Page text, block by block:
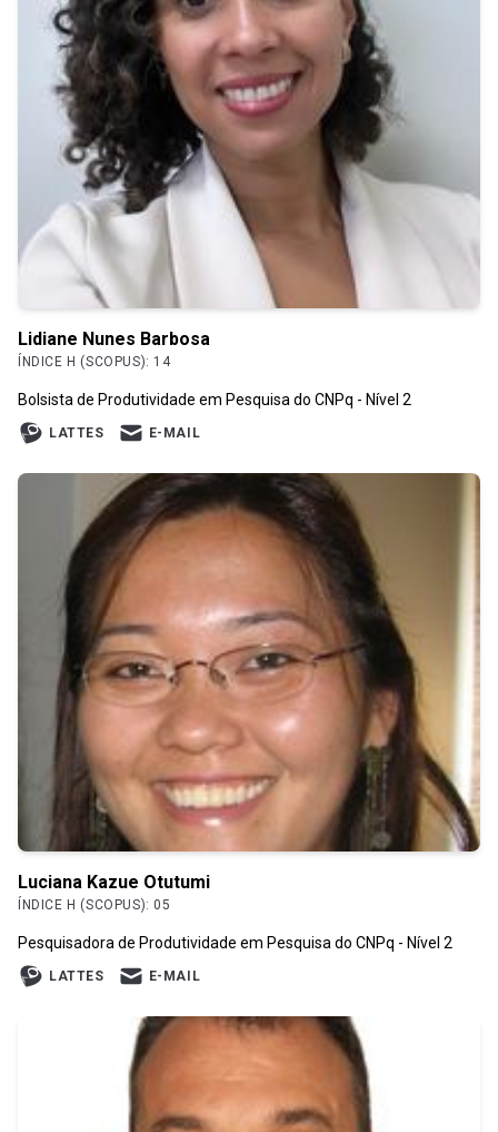
Lidiane Nunes Barbosa
ÍNDICE H (SCOPUS): 14
Bolsista de Produtividade em Pesquisa do CNPq - Nível 2
LATTES E-MAIL
Luciana Kazue Otutumi
ÍNDICE H (SCOPUS): 05
Pesquisadora de Produtividade em Pesquisa do CNPq - Nível 2
LATTES E-MAIL